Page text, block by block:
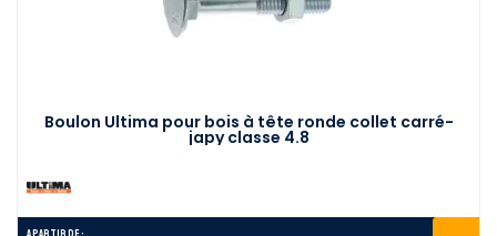
Boulon Ultima pour bois à tête ronde collet carré-
japy classe 4.8
A partir de :